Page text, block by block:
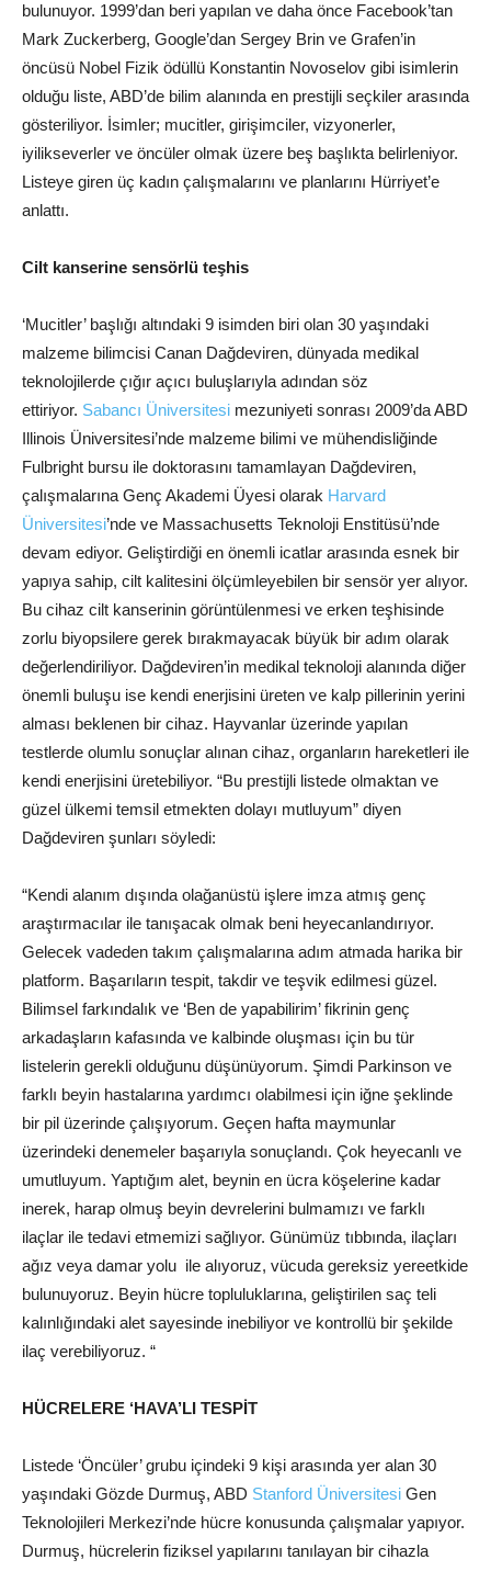
bulunuyor. 1999’dan beri yapılan ve daha önce Facebook’tan
Mark Zuckerberg, Google’dan Sergey Brin ve Grafen’in
öncüsü Nobel Fizik ödüllü Konstantin Novoselov gibi isimlerin
olduğu liste, ABD’de bilim alanında en prestijli seçkiler arasında
gösteriliyor. İsimler; mucitler, girişimciler, vizyonerler,
iyilikseverler ve öncüler olmak üzere beş başlıkta belirleniyor.
Listeye giren üç kadın çalışmalarını ve planlarını Hürriyet’e
anlattı.
Cilt kanserine sensörlü teşhis
‘Mucitler’ başlığı altındaki 9 isimden biri olan 30 yaşındaki
malzeme bilimcisi Canan Dağdeviren, dünyada medikal
teknolojilerde çığır açıcı buluşlarıyla adından söz
ettiriyor. Sabancı Üniversitesi mezuniyeti sonrası 2009’da ABD
Illinois Üniversitesi’nde malzeme bilimi ve mühendisliğinde
Fulbright bursu ile doktorasını tamamlayan Dağdeviren,
çalışmalarına Genç Akademi Üyesi olarak Harvard
Üniversitesi’nde ve Massachusetts Teknoloji Enstitüsü’nde
devam ediyor. Geliştirdiği en önemli icatlar arasında esnek bir
yapıya sahip, cilt kalitesini ölçümleyebilen bir sensör yer alıyor.
Bu cihaz cilt kanserinin görüntülenmesi ve erken teşhisinde
zorlu biyopsilere gerek bırakmayacak büyük bir adım olarak
değerlendiriliyor. Dağdeviren’in medikal teknoloji alanında diğer
önemli buluşu ise kendi enerjisini üreten ve kalp pillerinin yerini
alması beklenen bir cihaz. Hayvanlar üzerinde yapılan
testlerde olumlu sonuçlar alınan cihaz, organların hareketleri ile
kendi enerjisini üretebiliyor. “Bu prestijli listede olmaktan ve
güzel ülkemi temsil etmekten dolayı mutluyum” diyen
Dağdeviren şunları söyledi:
“Kendi alanım dışında olağanüstü işlere imza atmış genç
araştırmacılar ile tanışacak olmak beni heyecanlandırıyor.
Gelecek vadeden takım çalışmalarına adım atmada harika bir
platform. Başarıların tespit, takdir ve teşvik edilmesi güzel.
Bilimsel farkındalık ve ‘Ben de yapabilirim’ fikrinin genç
arkadaşların kafasında ve kalbinde oluşması için bu tür
listelerin gerekli olduğunu düşünüyorum. Şimdi Parkinson ve
farklı beyin hastalarına yardımcı olabilmesi için iğne şeklinde
bir pil üzerinde çalışıyorum. Geçen hafta maymunlar
üzerindeki denemeler başarıyla sonuçlandı. Çok heyecanlı ve
umutluyum. Yaptığım alet, beynin en ücra köşelerine kadar
inerek, harap olmuş beyin devrelerini bulmamızı ve farklı
ilaçlar ile tedavi etmemizi sağlıyor. Günümüz tıbbında, ilaçları
ağız veya damar yolu ile alıyoruz, vücuda gereksiz yereetkide
bulunuyoruz. Beyin hücre topluluklarına, geliştirilen saç teli
kalınlığındaki alet sayesinde inebiliyor ve kontrollü bir şekilde
ilaç verebiliyoruz. “
HÜCRELERE ‘HAVA’LI TESPİT
Listede ‘Öncüler’ grubu içindeki 9 kişi arasında yer alan 30
yaşındaki Gözde Durmuş, ABD Stanford Üniversitesi Gen
Teknolojileri Merkezi’nde hücre konusunda çalışmalar yapıyor.
Durmuş, hücrelerin fiziksel yapılarını tanılayan bir cihazla